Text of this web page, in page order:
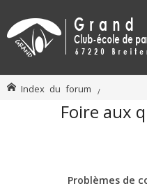
Index du forum
Foire aux
Problèmes de